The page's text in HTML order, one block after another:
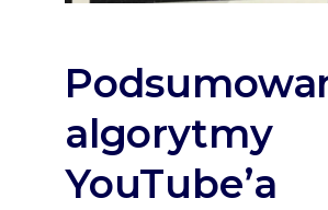
algorytmy
YouTube’a